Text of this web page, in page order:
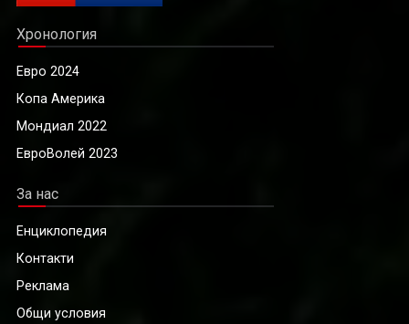
Хронология
Евро 2024
Копа Америка
Мондиал 2022
ЕвроВолей 2023
За нас
Енциклопедия
Контакти
Реклама
Общи условия